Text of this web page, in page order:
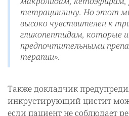
тетрациклину. Но этот
высоко чувствителен к
гликопептидам, которые
предпочтительными
терапии».
Также докладчик
инкрустирующий цистит
если пациент не соблюдает